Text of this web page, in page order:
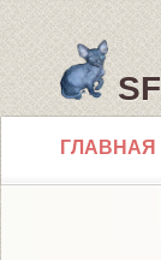
ГЛАВНАЯ